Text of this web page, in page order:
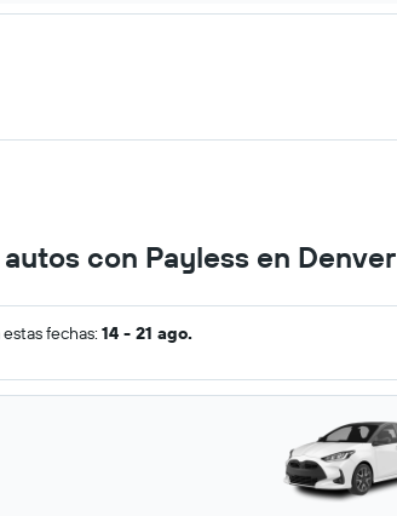
con Payless en Denver
fechas: 14 - 21 ago.